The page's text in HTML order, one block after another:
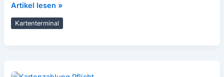
Betriebe klingt
SumUp
Terminal:
Kosten,
Artikel lesen »
Kartenterminal